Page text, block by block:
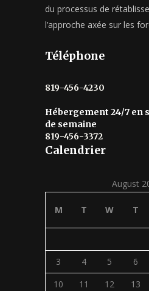
du processus de
l’approche axée sur les
Téléphone
819-456-4230
Hébergement 24/7 en
de semaine
819-456-3372
Calendrier
August
M T W T
3
4 5 6
10
11 12 13